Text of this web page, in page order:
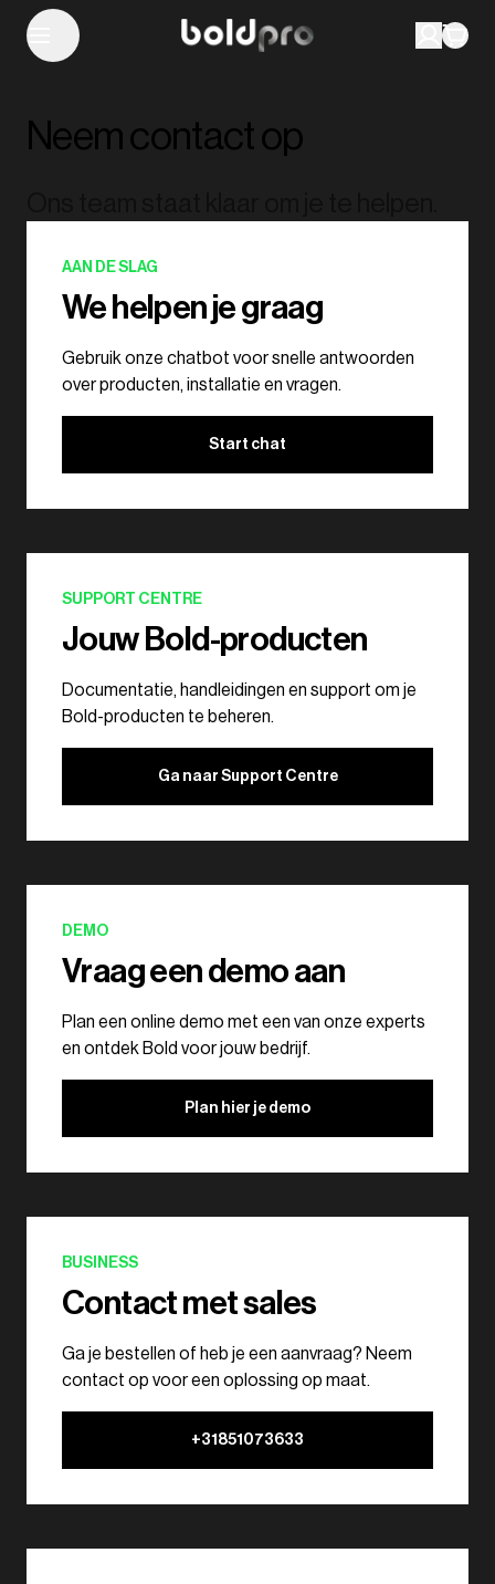
Neem contact op
AAN DE SLAG
We helpen je graag
Gebruik onze chatbot voor snelle antwoorden
over producten, installatie en vragen.
Start chat
SUPPORT CENTRE
Jouw Bold-producten
Documentatie, handleidingen en support om je
Bold-producten te beheren.
Ga naar Support Centre
DEMO
Vraag een demo aan
Plan een online demo met een van onze experts
en ontdek Bold voor jouw bedrijf.
Plan hier je demo
BUSINESS
Contact met sales
Ga je bestellen of heb je een aanvraag? Neem
contact op voor een oplossing op maat.
+31851073633